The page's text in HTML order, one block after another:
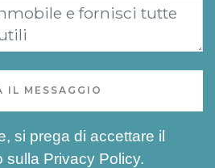
IL MESSAGGIO
si prega di accettare il
sulla Privacy Policy.